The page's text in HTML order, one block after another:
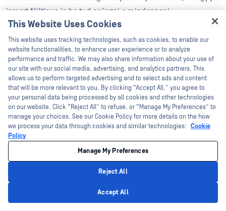
ismert fájltípus is be tud csúszni a mindennapi
munkafolyamatokba, és elindíthat egy többfázisú fertőzési
láncot.
A megoldás nem az, hogy a láncban szereplő minden fájlt
rosszindulatúnak minősítsünk. Hanem egy többszintű
fájlbiztonsági rendszer alkalmazása, amely képes feltárni a
futásidejű viselkedést, megkülönböztetni a visszaélés céljára
használt legitim bináris fájlt a rosszindulatú hasznos
terheléstől, és megakadályozni a kiváltó eseményt, mielőtt az
bekövetkezne. Forduljon az OPSWAT , és tudjon meg többet
arról, hogyan segíthet MetaDefender Aether a Deep CDR™
technológia csapatának az LNK-alapú támadások
felismerésében, elemzésében és megelőzésében.
This Website Uses Cookies
This website uses tracking technologies, such as cookies, to enable our
website functionalities, to enhance user experience or to analyze
performance and traffic. We may also share information about your use of
our site with our social media, advertising, and analytics partners. This
allows us to perform targeted advertising and to select ads and content
that will be more relevant to you. By clicking “Accept All,” you agree to
your personal data being processed by all cookies and other technologies
on our website. Click “Reject All” to refuse, or “Manage My Preferences” to
manage your choices. See our Cookie Policy for more details on the how
we process your data through cookies and similar technologies: Cookie
Policy
Manage My Preferences
Reject All
Accept All
Hey there!
I'm Ozzy, your OPSWAT virtual assistant.
How can I help you secure what's critical
today?